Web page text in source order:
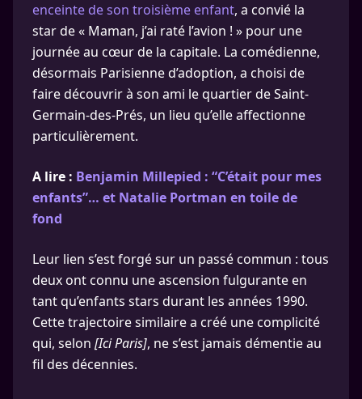
enceinte de son troisième enfant, a convié la
star de « Maman, j’ai raté l’avion ! » pour une
journée au cœur de la capitale. La comédienne,
désormais Parisienne d’adoption, a choisi de
faire découvrir à son ami le quartier de Saint-
Germain-des-Prés, un lieu qu’elle affectionne
particulièrement.
A lire : Benjamin Millepied : “C’était pour mes
enfants”… et Natalie Portman en toile de
fond
Leur lien s’est forgé sur un passé commun : tous
deux ont connu une ascension fulgurante en
tant qu’enfants stars durant les années 1990.
Cette trajectoire similaire a créé une complicité
qui, selon [Ici Paris], ne s’est jamais démentie au
fil des décennies.